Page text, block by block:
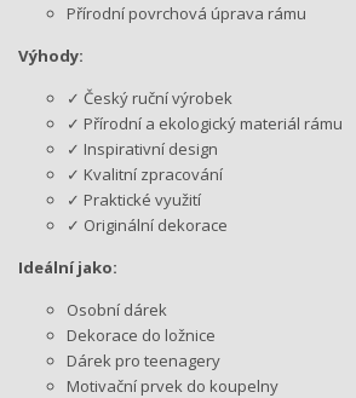
Přírodní povrchová úprava rámu
Výhody:
✓ Český ruční výrobek
✓ Přírodní a ekologický materiál rámu
✓ Inspirativní design
✓ Kvalitní zpracování
✓ Praktické využití
✓ Originální dekorace
Ideální jako:
Osobní dárek
Dekorace do ložnice
Dárek pro teenagery
Motivační prvek do koupelny